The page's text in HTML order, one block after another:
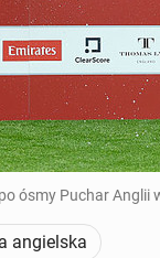
ósmy Puchar
angielska